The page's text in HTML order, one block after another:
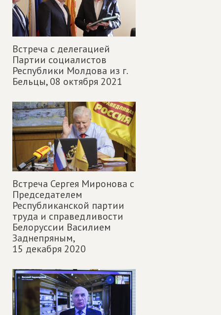
Встреча с делегацией
Партии социалистов
Республики Молдова из г.
Бельцы,08 октября 2021
Встреча Сергея Миронова с
Председателем
Республиканской партии
труда и справедливости
Белоруссии Василием
Заднепряным,
15 декабря 2020